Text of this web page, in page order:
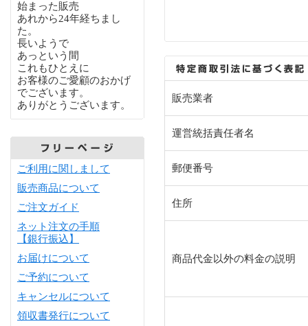
始まった販売
あれから24年経ちまし
た。
長いようで
あっという間
これもひとえに
お客様のご愛顧のおかげ
でございます。
ありがとうございます。
ご利用に関しまして
販売商品について
ご注文ガイド
ネット注文の手順
【銀行振込】
お届けについて
ご予約について
キャンセルについて
領収書発行について
販売業者
運営統括責任者名
郵便番号
住所
商品代金以外の料金の説明